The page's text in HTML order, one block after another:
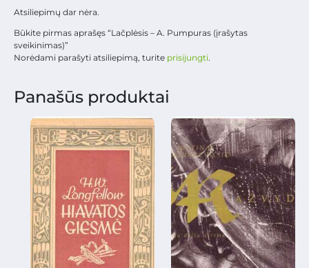
Atsiliepimų dar nėra.
Būkite pirmas aprašęs “Lačplėsis – A. Pumpuras (įrašytas
sveikinimas)”
Norėdami parašyti atsiliepimą, turite prisijungti.
Panašūs produktai